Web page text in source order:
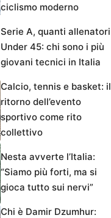
ciclismo moderno
Serie A, quanti allenatori
Under 45: chi sono i più
giovani tecnici in Italia
Calcio, tennis e basket: il
ritorno dell’evento
sportivo come rito
collettivo
Nesta avverte l’Italia:
“Siamo più forti, ma si
gioca tutto sui nervi”
Chi è Damir Dzumhur: